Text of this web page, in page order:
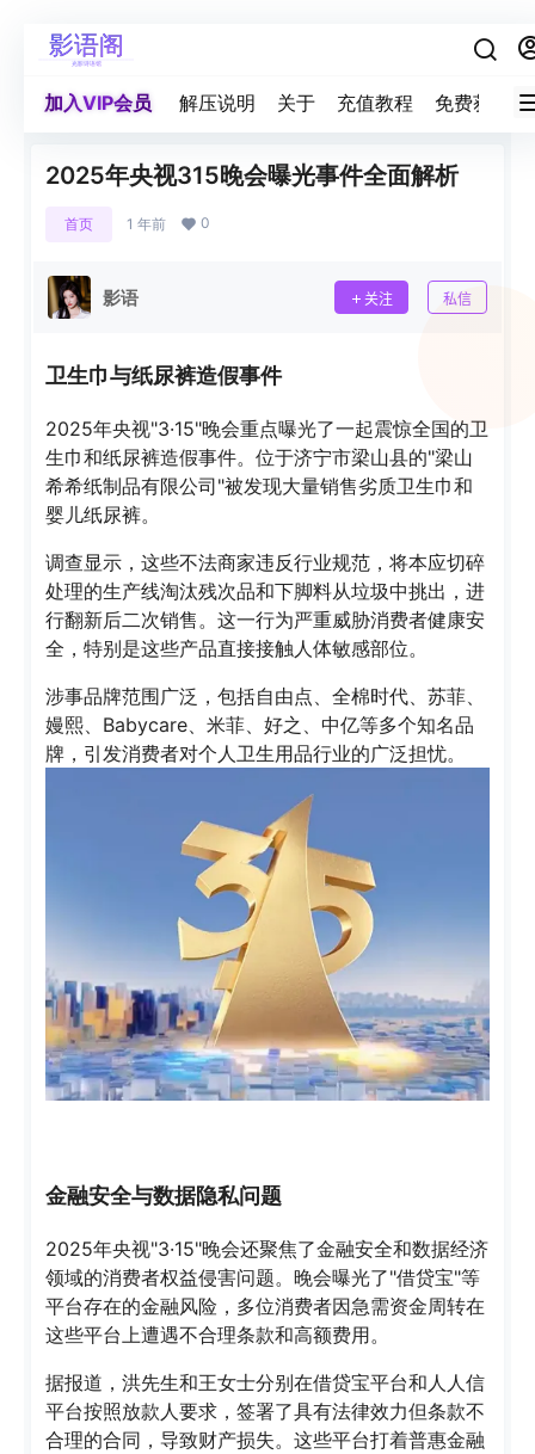
加入VIP会员 解压说明 关于 充值教程 免费获取积
2025年央视315晚会曝光事件全面解析
首页 1 年前 0
影语 关注 私信
卫生巾与纸尿裤造假事件
2025年央视"3·15"晚会重点曝光了一起震惊全国的卫
生巾和纸尿裤造假事件。位于济宁市梁山县的"梁山
希希纸制品有限公司"被发现大量销售劣质卫生巾和
婴儿纸尿裤。
调查显示，这些不法商家违反行业规范，将本应切碎
处理的生产线淘汰残次品和下脚料从垃圾中挑出，进
行翻新后二次销售。这一行为严重威胁消费者健康安
全，特别是这些产品直接接触人体敏感部位。
涉事品牌范围广泛，包括自由点、全棉时代、苏菲、
嫚熙、Babycare、米菲、好之、中亿等多个知名品
牌，引发消费者对个人卫生用品行业的广泛担忧。
金融安全与数据隐私问题
2025年央视"3·15"晚会还聚焦了金融安全和数据经济
领域的消费者权益侵害问题。晚会曝光了"借贷宝"等
平台存在的金融风险，多位消费者因急需资金周转在
这些平台上遭遇不合理条款和高额费用。
据报道，洪先生和王女士分别在借贷宝平台和人人信
平台按照放款人要求，签署了具有法律效力但条款不
合理的合同，导致财产损失。这些平台打着普惠金融